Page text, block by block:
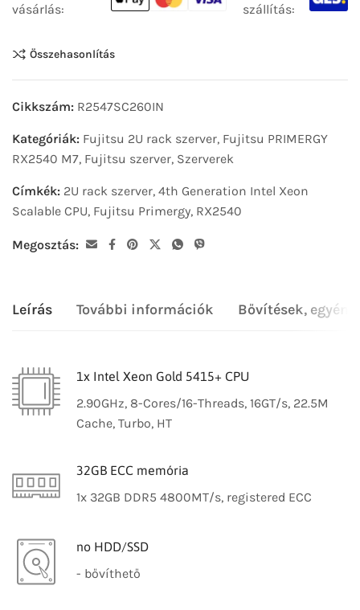
vásárlás:
szállítás:
Összehasonlítás
Cikkszám: R2547SC260IN
Kategóriák: Fujitsu 2U rack szerver, Fujitsu PRIMERGY
RX2540 M7, Fujitsu szerver, Szerverek
Címkék: 2U rack szerver, 4th Generation Intel Xeon
Scalable CPU, Fujitsu Primergy, RX2540
Megosztás:
Leírás További információk Bővítések,
1x Intel Xeon Gold 5415+ CPU
2.90GHz, 8-Cores/16-Threads, 16GT/s, 22.5M
Cache, Turbo, HT
32GB ECC memória
1x 32GB DDR5 4800MT/s, registered ECC
no HDD/SSD
- bővíthető